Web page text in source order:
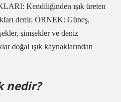
Kendiliğinden ışık üreten
denir. ÖRNEK: Güneş,
şimşekler ve deniz
doğal ışık kaynaklarından
nedir?